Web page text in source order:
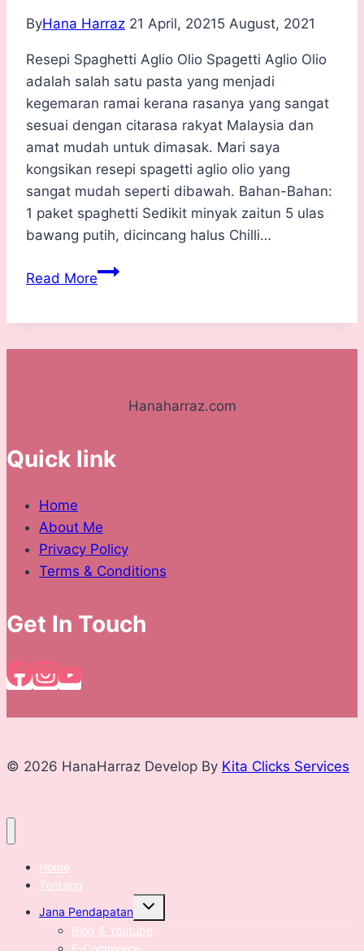
ByHana Harraz 21 April, 20215 August, 2021
Resepi Spaghetti Aglio Olio Spagetti Aglio Olio
adalah salah satu pasta yang menjadi
kegemaran ramai kerana rasanya yang sangat
sesuai dengan citarasa rakyat Malaysia dan
amat mudah untuk dimasak. Mari saya
kongsikan resepi spagetti aglio olio yang
sangat mudah seperti dibawah. Bahan-Bahan:
1 paket spaghetti Sedikit minyak zaitun 5 ulas
bawang putih, dicincang halus Chilli…
Read MoreResepi
Hanaharraz.com
Quick link
Home
About Me
Privacy Policy
Terms & Conditions
Get In Touch
© 2026 HanaHarraz Develop By Kita Clicks Services
Home
Tentang
Jana Pendapatan
Expand
menu
Blog & Youtube
E-Commerce